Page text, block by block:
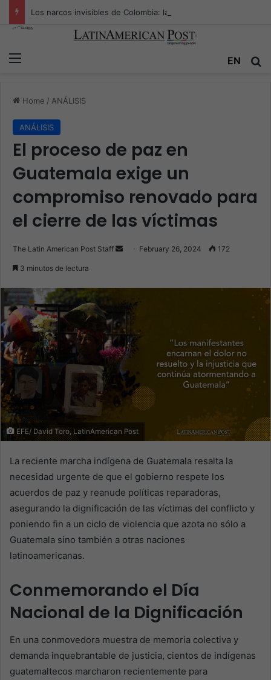
Menu EN
Home / ANÁLISIS
ANÁLISIS
El proceso de paz en
Guatemala exige un
compromiso renovado para
el cierre de las víctimas
The Latin American Post Staff
Send February 26, 2024 172
3 minutos de lectura
EFE/ David Toro, LatinAmerican Post
La reciente marcha indígena de Guatemala resalta la
necesidad urgente de que el gobierno respete los
acuerdos de paz y reanude políticas reparadoras,
asegurando la dignificación de las víctimas del conflicto y
poniendo fin a un ciclo de violencia que azota no sólo a
Guatemala sino también a otras naciones
latinoamericanas.
Conmemorando el Día
Nacional de la Dignificación
En una conmovedora muestra de memoria colectiva y
demanda inquebrantable de justicia, cientos de indígenas
guatemaltecos marcharon recientemente para